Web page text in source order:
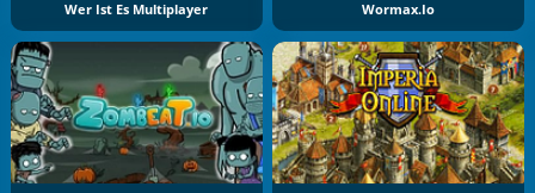
Wer Ist Es Multiplayer Wormax.io